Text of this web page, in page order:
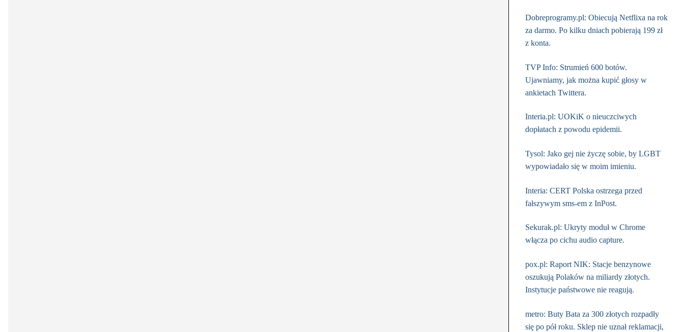
Dobreprogramy.pl: Obiecują Netflixa na rok
za darmo. Po kilku dniach pobierają 199 zł
z konta.
TVP Info: Strumień 600 botów.
Ujawniamy, jak można kupić głosy w
ankietach Twittera.
Interia.pl: UOKiK o nieuczciwych
dopłatach z powodu epidemii.
Tysol: Jako gej nie życzę sobie, by LGBT
wypowiadało się w moim imieniu.
Interia: CERT Polska ostrzega przed
fałszywym sms-em z InPost.
Sekurak.pl: Ukryty moduł w Chrome
włącza po cichu audio capture.
pox.pl: Raport NIK: Stacje benzynowe
oszukują Polaków na miliardy złotych.
Instytucje państwowe nie reagują.
metro: Buty Bata za 300 złotych rozpadły
się po pół roku. Sklep nie uznał reklamacji,